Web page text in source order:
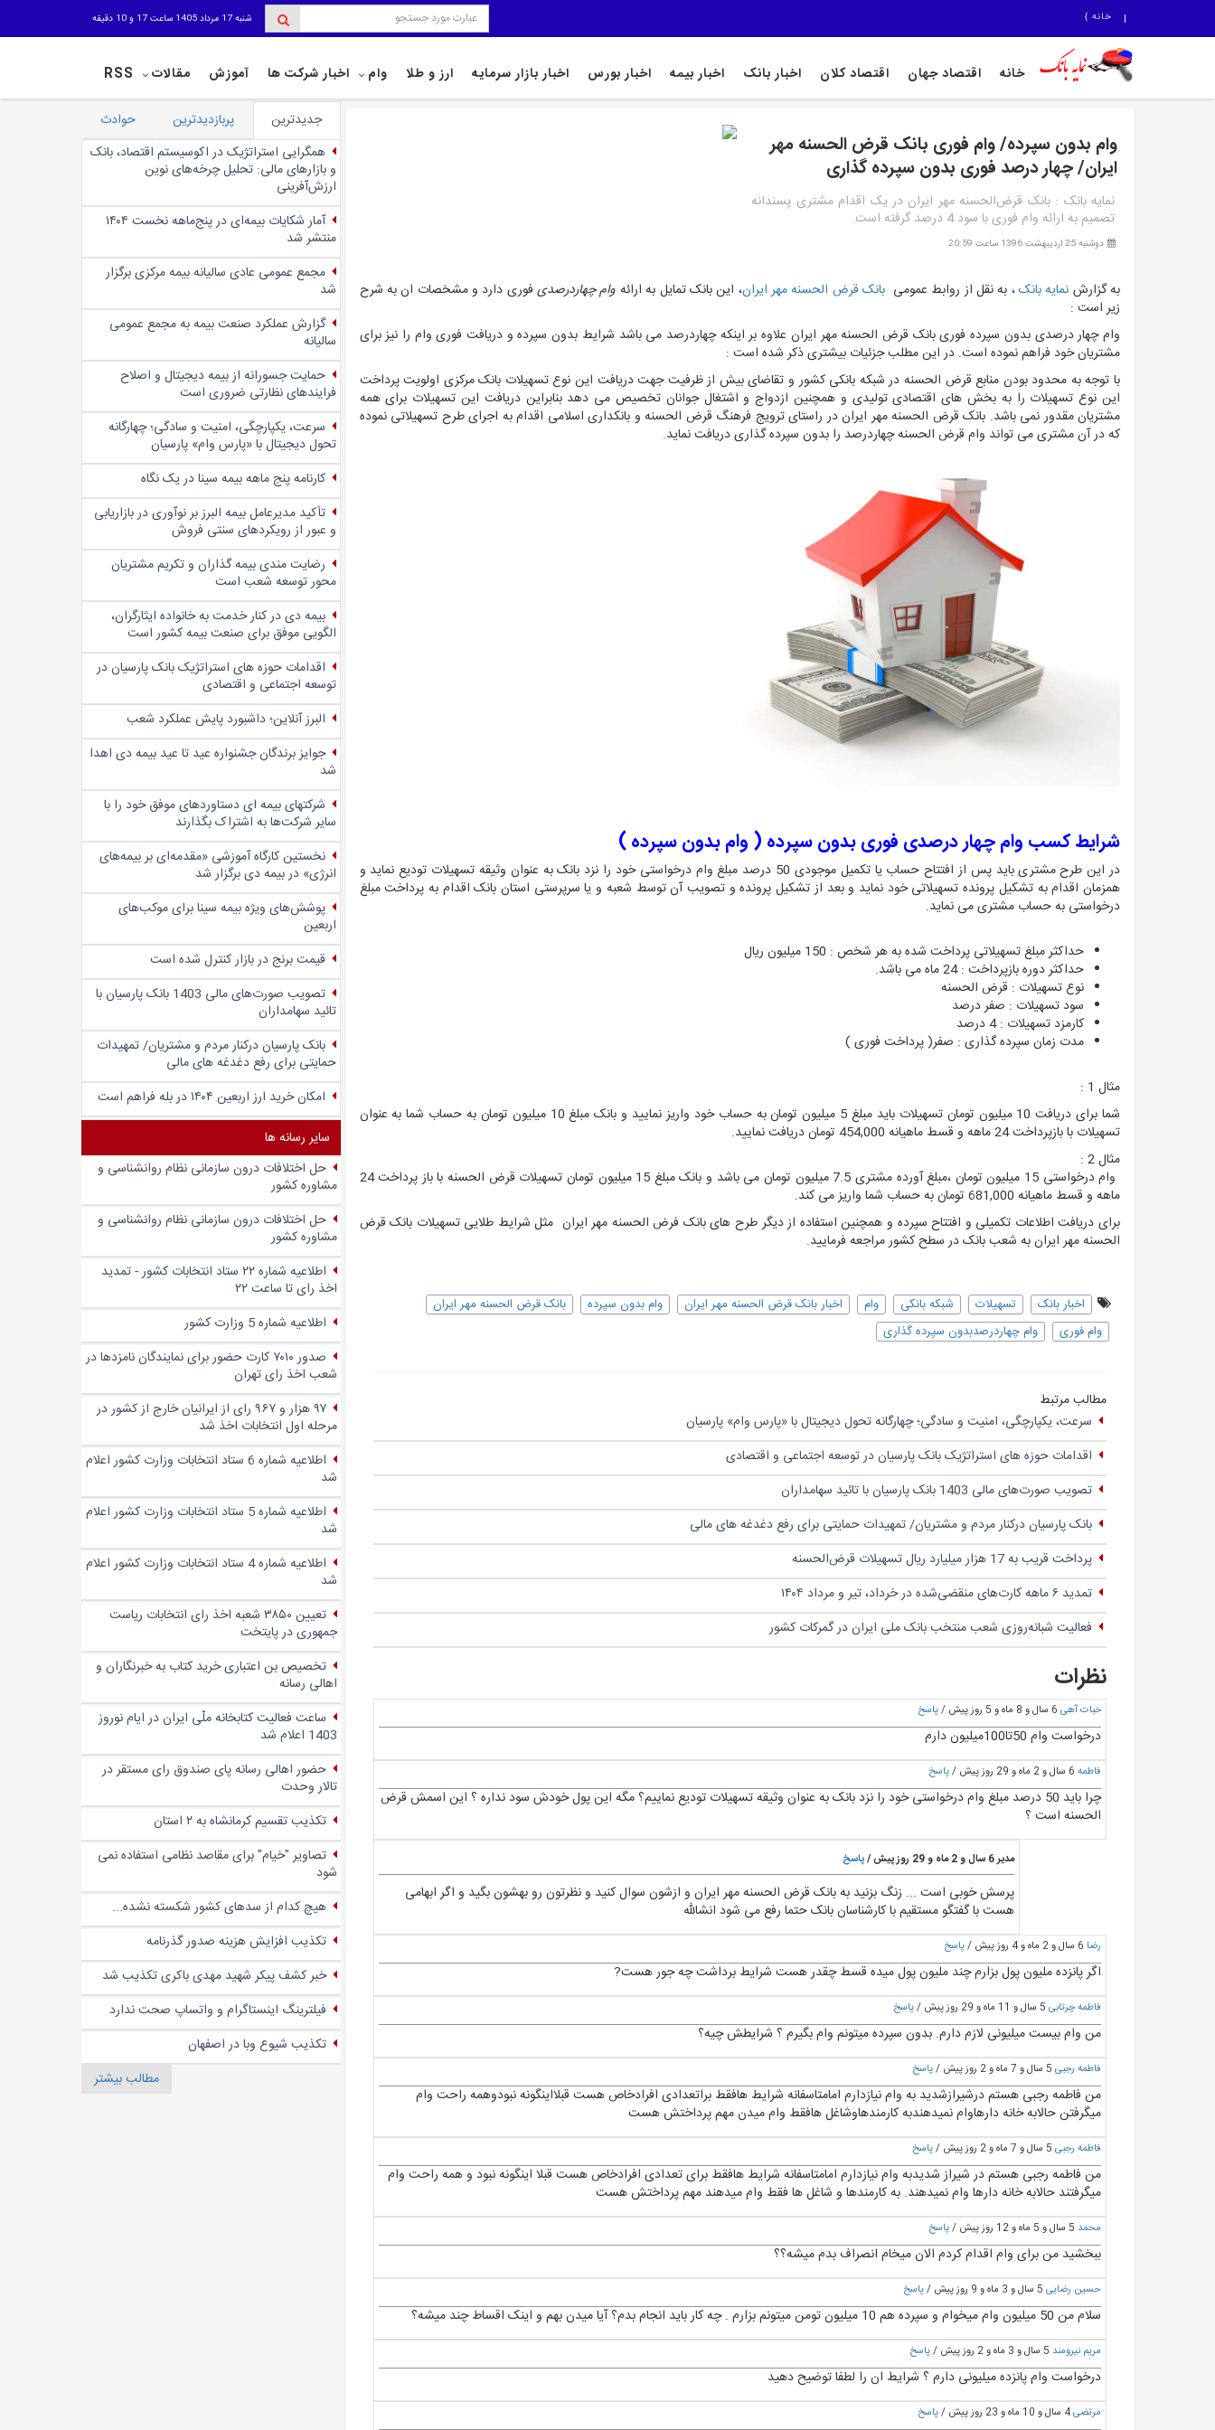
خانه } شنبه 17 مرداد 1405 ساعت 17 و 10 دقیقه
خانه اقتصاد جهان اقتصاد کلان اخبار بانک اخبار بیمه اخبار بورس اخبار بازار سرمایه ارز و طلا وام اخبار شرکت ها آموزش مقالات RSS
وام بدون سپرده/ وام فوری بانک قرض الحسنه مهر
ایران/ چهار درصد فوری بدون سپرده گذاری
نمایه بانک : بانک قرض‌الحسنه مهر ایران در یک اقدام مشتری پسندانه
تصمیم به ارائه وام فوری با سود 4 درصد گرفته است.
دوشنبه 25 اردیبهشت 1396 ساعت 20:59
به گزارش نمایه بانک، به نقل از روابط عمومی بانک قرض الحسنه مهر ایران، این بانک تمایل به ارائه وام چهاردرصدیفوری دارد و مشخصات ان به شرح
زیر است :
وام چهار درصدی بدون سپرده فوریبانک قرض الحسنه مهر ایران علاوه بر اینکه چهاردرصد می باشد شرایط بدون سپرده و دریافت فوری وام را نیز برای
مشتریان خود فراهم نموده است. در این مطلب جزئیات بیشتری ذکر شده است :
با توجه به محدود بودن منابع قرض الحسنه در شبکه بانکی کشور و تقاضای بیش از ظرفیت جهت دریافت این نوع تسهیلات بانک مرکزی اولویت پرداخت
این نوع تسهیلات را به بخش های اقتصادی تولیدی و همچنین ازدواج و اشتغال جوانان تخصیص می دهد بنابراین دریافت این تسهیلات برای همه
مشتریان مقدور نمی باشد. بانک قرض الحسنه مهر ایران در راستای ترویج فرهنگ قرض الحسنه و بانکداری اسلامی اقدام به اجرای طرح تسهیلاتی نموده
که در آن مشتری می تواند وام قرض الحسنه چهاردرصد را بدون سپرده گذاری دریافت نماید.
شرایط کسب وام چهار درصدی فوری بدون سپرده ( وام بدون سپرده )
در این طرح مشتری باید پس از افتتاح حساب یا تکمیل موجودی 50 درصد مبلغ وام درخواستی خود را نزد بانک به عنوان وثیقه تسهیلات تودیع نماید و
همزمان اقدام به تشکیل پرونده تسهیلاتی خود نماید و بعد از تشکیل پرونده و تصویب آن توسط شعبه و یا سرپرستی استان بانک اقدام به پرداخت مبلغ
درخواستی به حساب مشتری می نماید.
حداکثر مبلغ تسهیلاتی پرداخت شده به هر شخص : 150 میلیون ریال
حداکثر دوره بازپرداخت :24 ماه می باشد.
نوع تسهیلات : قرض الحسنه
سود تسهیلات : صفر درصد
کارمزد تسهیلات :4 درصد
مدت زمان سپرده گذاری : صفر( پرداخت فوری )
مثال 1 :
شما برای دریافت 10 میلیون تومان تسهیلات باید مبلغ 5 میلیون تومان به حساب خود واریز نمایید و
بانک
مبلغ 10 میلیون تومان به حساب شما به عنوان
تسهیلات با بازپرداخت 24 ماهه و قسط ماهیانه 454,000 تومان دریافت نمایید.
مثال 2 :
وام درخواستی 15 میلیون تومان ،مبلغ آورده مشتری 7.5 میلیون تومان می باشد و بانک مبلغ 15 میلیون تومان تسهیلات قرض الحسنه با باز پرداخت 24
ماهه و قسط ماهیانه 681,000 تومان به حساب شما واریز می کند.
برای دریافت اطلاعات تکمیلی و افتتاح سپرده و همچنین استفاده از دیگر طرح های بانک فرض الحسنه مهر ایران مثل شرایط طلایی تسهیلات بانک قرض
الحسنه مهر ایرانبه شعب بانک در سطح کشور مراجعه فرمایید.
اخبار بانک تسهیلات شبکه بانکی وام اخبار بانک قرض الحسنه مهر ایران وام بدون سپرده
بانک قرض الحسنه مهر ایران
وام فوری
وام چهاردرصدبدون سپرده گذاری
مطالب مرتبط
سرعت، یکپارچگی، امنیت و سادگی؛ چهار‌گانه تحول دیجیتال با «پارس وام» پارسیان
اقدامات حوزه های استراتژیک بانک پارسیان در توسعه اجتماعی و اقتصادی
تصویب صورت‌های مالی 1403 بانک پارسیان با تائید سهامداران
بانک پارسیان درکنار مردم و مشتریان/ تمهیدات حمایتی برای رفع دغدغه های مالی
پرداخت قریب به 17 هزار میلیارد ریال تسهیلات قرض‌الحسنه
تمدید ۶ ماهه کارت‌های منقضی‌شده در خرداد، تیر و مرداد ۱۴۰۴
فعالیت شبانه‌روزی شعب منتخب بانک ملی ایران در گمرکات کشور
نظرات
خبات آهی 6 سال و 8 ماه و 5 روز پیش / پاسخ
درخواست وام 50تا100میلیون دارم
فاطمه 6 سال و 2 ماه و 29 روز پیش / پاسخ
چرا باید 50 درصد مبلغ وام درخواستی خود را نزد بانک به عنوان وثیقه تسهیلات تودیع نماییم؟ مگه این پول خودش سود نداره ؟ این اسمش قرض
الحسنه است ؟
مدیر6 سال و 2 ماه و 29 روز پیش / پاسخ
پرسش خوبی است ... زنگ بزنید به بانک قرض الحسنه مهر ایران و ازشون سوال کنید و نظرتون رو بهشون بگید و اگر ابهامی
هست با گفتگو مستقیم با کارشناسان بانک حتما رفع می شود انشالله
رضا 6 سال و 2 ماه و 4 روز پیش / پاسخ
اگر پانزده ملیون پول بزارم چند ملیون پول میده قسط چقدر هست شرایط برداشت چه جور هست?
فاطمه چرتابی 5 سال و 11 ماه و 29 روز پیش / پاسخ
من وام بیست میلیونی لازم دارم. بدون سپرده میتونم وام بگیرم ؟ شرایطش چیه؟
فاطمه رجبی 5 سال و 7 ماه و 2 روز پیش / پاسخ
من فاطمه رجبی هستم درشیرازشدید به وام نیازدارم امامتاسفانه شرایط هافقط براتعدادی افرادخاص هست قبلااینگونه نبودوهمه راحت وام
میگرفتن حالابه خانه دارهاوام نمیدهندبه کارمندهاوشاغل هافقط وام میدن مهم پرداختش هست
فاطمه رجبی 5 سال و 7 ماه و 2 روز پیش / پاسخ
من فاطمه رجبی هستم در شیراز شدیدبه وام نیازدارم امامتاسفانه شرایط هافقط برای تعدادی افرادخاص هست قبلا اینگونه نبود و همه راحت وام
میگرفتند حالابه خانه دارها وام نمیدهند. به کارمندها و شاغل ها فقط وام میدهند مهم پرداختش هست
محمد 5 سال و 5 ماه و 12 روز پیش / پاسخ
ببخشید من برای وام اقدام کردم الان میخام انصراف بدم میشه؟؟
حسین رضایی 5 سال و 3 ماه و 9 روز پیش / پاسخ
سلام من 50 میلیون وام میخوام و سپرده هم 10 میلیون تومن میتونم بزارم . چه کار باید انجام بدم؟ آیا میدن بهم و اینک اقساط چند میشه؟
مریم نیرومند 5 سال و 3 ماه و 2 روز پیش / پاسخ
درخواست وام پانزده میلیونی دارم ؟ شرایط ان را لطفا توضیح دهید
مرتضی4 سال و 10 ماه و 23 روز پیش / پاسخ
جدیدترین پربازدیدترین
حوادث
همگرایی استراتژیک در اکوسیستم اقتصاد، بانک
و بازارهای مالی: تحلیل چرخه‌های نوین
ارزش‌آفرینی
آمار شکایات بیمه‌ای در پنج‌‌ماهه نخست ۱۴۰۴
منتشر شد
مجمع عمومی عادی سالیانه بیمه مرکزی برگزار
شد
گزارش عملکرد صنعت بیمه به مجمع عمومی
سالیانه
حمایت جسورانه از بیمه دیجیتال و اصلاح
فرایندهای نظارتی ضروری است
سرعت، یکپارچگی، امنیت و سادگی؛ چهار‌گانه
تحول دیجیتال با «پارس وام» پارسیان
کارنامه پنج ماهه بیمه سینا در یک نگاه
تأکید مدیرعامل بیمه البرز بر نوآوری در بازاریابی
و عبور از رویکردهای سنتی فروش
رضایت مندی بیمه گذاران و تکریم مشتریان
محور توسعه شعب است
بیمه دی در کنار خدمت به خانواده ایثارگران،
الگویی موفق برای صنعت بیمه کشور است
اقدامات حوزه های استراتژیک بانک پارسیان در
توسعه اجتماعی و اقتصادی
البرز آنلاین؛ داشبورد پایش عملکرد شعب
جوایز برندگان جشنواره عید تا عید بیمه دی اهدا
شد
شرکتهای بیمه ای دستاوردهای موفق خود را با
سایر شرکت‌ها به اشتراک بگذارند
نخستین کارگاه آموزشی «مقدمه‌ای بر بیمه‌های
انرژی» در بیمه دی برگزار شد
پوشش‌های ویژه بیمه سینا برای موکب‌های
اربعین
قیمت برنج در بازار کنترل شده است
تصویب صورت‌های مالی 1403 بانک پارسیان با
تائید سهامداران
بانک پارسیان درکنار مردم و مشتریان/ تمهیدات
حمایتی برای رفع دغدغه های مالی
امکان خرید ارز اربعین ۱۴۰۴ در بله فراهم است
سایر رسانه ها
حل اختلافات درون سازمانی نظام روانشناسی و
مشاوره کشور
حل اختلافات درون سازمانی نظام روانشناسی و
مشاوره کشور
اطلاعیه شماره ۲۲ ستاد انتخابات کشور - تمدید
اخذ رای تا ساعت ۲۲
اطلاعیه شماره 5 وزارت کشور
صدور ۷۰۱۰ کارت حضور برای نمایندگان نامزدها در
شعب اخذ رای تهران
۹۷ هزار و ۹۶۷ رای از ایرانیان خارج از کشور در
مرحله اول انتخابات اخذ شد
اطلاعیه شماره 6 ستاد انتخابات وزارت کشور اعلام
شد
اطلاعیه شماره 5 ستاد انتخابات وزارت کشور اعلام
شد
اطلاعیه شماره 4 ستاد انتخابات وزارت کشور اعلام
شد
تعیین ۳۸۵۰ شعبه اخذ رای انتخابات ریاست
جمهوری در پایتخت
تخصیص بن اعتباری خرید کتاب به خبرنگاران و
اهالی رسانه
ساعت فعالیت کتابخانه ملّی ایران در ایام نوروز
1403 اعلام شد
حضور اهالی رسانه پای صندوق‌ رای مستقر در
تالار وحدت
تکذیب تقسیم کرمانشاه به ۲ استان
تصاویر "خیام" برای مقاصد نظامی استفاده نمی
شود
هیچ کدام از سدهای کشور شکسته نشده...
تکذیب افزایش هزینه صدور گذرنامه
خبر کشف پیکر شهید مهدی باکری تکذیب شد
فیلترینگ اینستاگرام و واتساپ صحت ندارد
تکذیب شیوع وبا در اصفهان
مطالب بیشتر